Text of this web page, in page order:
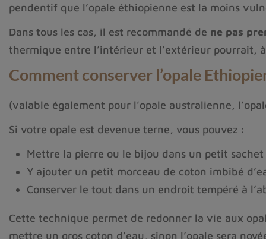
pendentif que l’opale éthiopienne est la moins
Dans tous les cas, il est recommandé de ne pas
thermique entre l’intérieur et l’extérieur pourrait,
Comment conserver l’opale
(valable également pour l’opale australienne,
Si votre opale est devenue terne, vous pouvez :
Mettre la pierre ou le bijou dans un petit
Y ajouter un petit morceau de coton imbibé
Conserver le tout dans un endroit tempéré à
Cette technique permet de redonner la vie aux
mettre un gros coton d’eau, sinon l’opale sera